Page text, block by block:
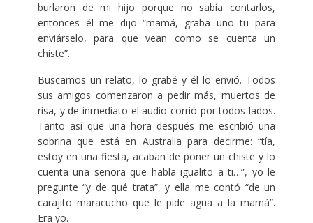
burlaron de mi hijo porque no sabía contarlos,
entonces él me dijo “mamá, graba uno tu para
enviárselo, para que vean como se cuenta un
chiste”.
Buscamos un relato, lo grabé y él lo envió. Todos
sus amigos comenzaron a pedir más, muertos de
risa, y de inmediato el audio corrió por todos lados.
Tanto así que una hora después me escribió una
sobrina que está en Australia para decirme: “tía,
estoy en una fiesta, acaban de poner un chiste y lo
cuenta una señora que habla igualito a ti…”, yo le
pregunte “y de qué trata”, y ella me contó “de un
carajito maracucho que le pide agua a la mamá”.
Era yo.